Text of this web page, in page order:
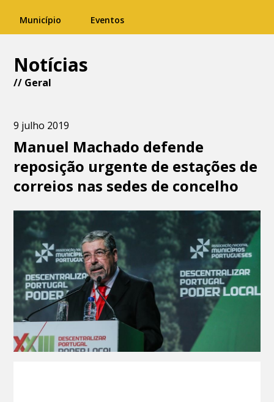
Município Eventos
Notícias
// Geral
9 julho 2019
Manuel Machado defende
reposição urgente de estações de
correios nas sedes de concelho